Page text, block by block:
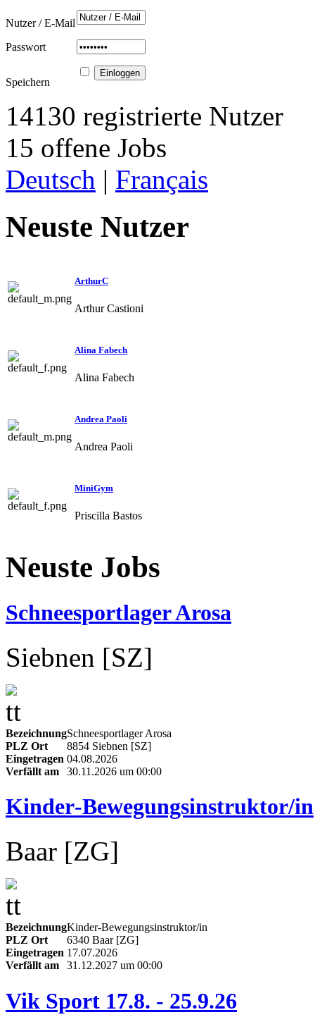
Nutzer / E-Mail
Passwort
Speichern
14130 registrierte Nutzer
15 offene Jobs
Deutsch | Français
Neuste Nutzer
ArthurC
Arthur Castioni
Alina Fabech
Alina Fabech
Andrea Paoli
Andrea Paoli
MiniGym
Priscilla Bastos
Neuste Jobs
Schneesportlager Arosa
Siebnen [SZ]
BezeichnungSchneesportlager Arosa
PLZ Ort
8854 Siebnen [SZ]
Eingetragen 04.08.2026
Verfällt am
30.11.2026 um 00:00
Kinder‑Bewegungsinstruktor/in
Baar [ZG]
BezeichnungKinder‑Bewegungsinstruktor/in
PLZ Ort
6340 Baar [ZG]
Eingetragen 17.07.2026
Verfällt am
31.12.2027 um 00:00
Vik Sport 17.8. - 25.9.26